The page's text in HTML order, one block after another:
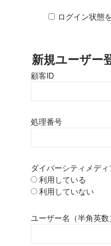
ログイン状態
新規ユーザー
顧客ID
処理番号
ダイバーシティメデ
利用している
利用していない
ユーザー名（半角英数